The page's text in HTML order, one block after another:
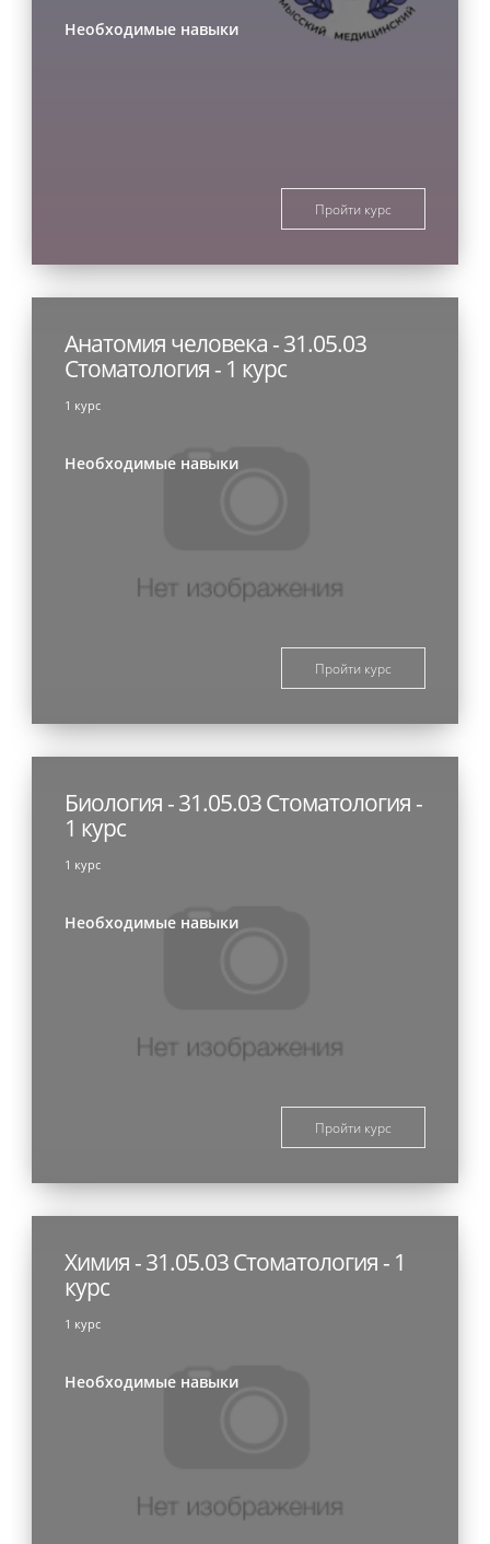
Необходимые навыки
Пройти курс
Анатомия человека - 31.05.03
Стоматология - 1 курс
1 курс
Необходимые навыки
Пройти курс
Биология - 31.05.03 Стоматология -
1 курс
1 курс
Необходимые навыки
Пройти курс
Химия - 31.05.03 Стоматология - 1
курс
1 курс
Необходимые навыки